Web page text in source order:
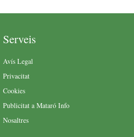
Serveis
Avís Legal
Privacitat
Cookies
Publicitat a Mataró Info
Nosaltres